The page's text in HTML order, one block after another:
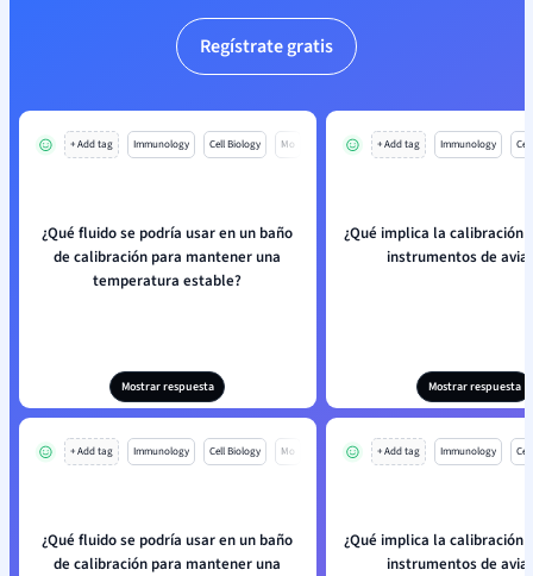
Regístrate gratis
+ Add tag Immunology Cell Biology Mo
¿Qué fluido se podría usar en un baño
de calibración para mantener una
temperatura estable?
Mostrar respuesta
+ Add tag Immunology
¿Qué implica la calibración
instrumentos de
Mostrar respuesta
+ Add tag Immunology Cell Biology Mo
¿Qué fluido se podría usar en un baño
de calibración para mantener una
+ Add tag Immunology
¿Qué implica la calibración
instrumentos de